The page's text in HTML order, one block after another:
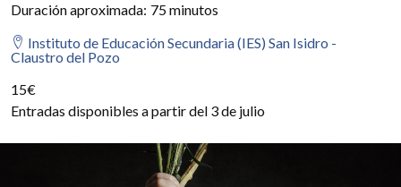
Duración aproximada: 75 minutos
Instituto de Educación Secundaria (IES) San Isidro -
Claustro del Pozo
15€
Entradas disponibles a partir del 3 de julio